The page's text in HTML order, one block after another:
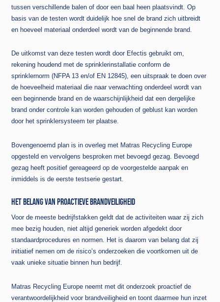
tussen verschillende balen of door een baal heen plaatsvindt. Op
basis van de testen wordt duidelijk hoe snel de brand zich uitbreidt
en hoeveel materiaal onderdeel wordt van de beginnende brand.
De uitkomst van deze testen wordt door Efectis gebruikt om,
rekening houdend met de sprinklerinstallatie conform de
sprinklernorm (NFPA 13 en/of EN 12845), een uitspraak te doen over
de hoeveelheid materiaal die naar verwachting onderdeel wordt van
een beginnende brand en de waarschijnlijkheid dat een dergelijke
brand onder controle kan worden gehouden of geblust kan worden
door het sprinklersysteem ter plaatse.
Bovengenoemd plan is in overleg met Matras Recycling Europe
opgesteld en vervolgens besproken met bevoegd gezag. Bevoegd
gezag heeft positief gereageerd op de voorgestelde aanpak en
inmiddels is de eerste testserie gestart.
HET BELANG VAN PROACTIEVE BRANDVEILIGHEID
Voor de meeste bedrijfstakken geldt dat de activiteiten waar zij zich
mee bezig houden, niet altijd generiek worden afgedekt door
standaardprocedures en normen. Het is daarom van belang dat zij
initiatief nemen om de risico’s onderzoeken die voortkomen uit de
vaak unieke situatie binnen hun bedrijf.
Matras Recycling Europe neemt met dit onderzoek proactief de
verantwoordelijkheid voor brandveiligheid en toont daarmee hun inzet